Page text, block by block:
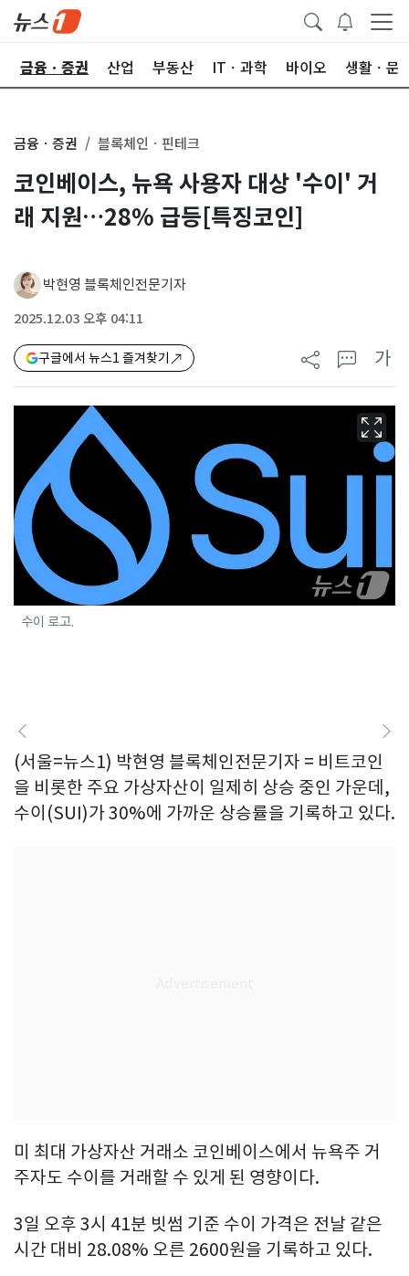
금융ㆍ증권 산업 부동산 ITㆍ과학 바이오 생활ㆍ문
금융ㆍ증권 블록체인ㆍ핀테크
코인베이스, 뉴욕 사용자 대상 '수이' 거
래 지원…28% 급등[특징코인]
박현영 블록체인전문기자
2025.12.03 오후 04:11
구글에서 뉴스1 즐겨찾기 가
수이 로고.
(서울=뉴스1) 박현영 블록체인전문기자 = 비트코인
을 비롯한 주요 가상자산이 일제히 상승 중인 가운데,
수이(SUI)가 30%에 가까운 상승률을 기록하고 있다.
미 최대 가상자산 거래소 코인베이스에서 뉴욕주 거
주자도 수이를 거래할 수 있게 된 영향이다.
3일 오후 3시 41분 빗썸 기준 수이 가격은 전날 같은
시간 대비 28.08% 오른 2600원을 기록하고 있다.